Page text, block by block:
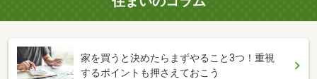
家を買うと決めたらまずやること3つ！重視
するポイントも押さえておこう